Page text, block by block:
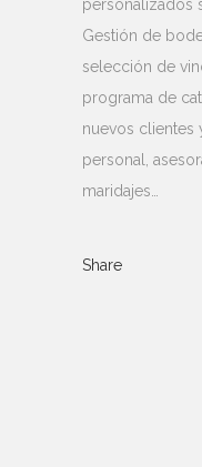
personalizados
Gestión de
selección de
programa de
nuevos clientes
personal,
maridajes…
Share